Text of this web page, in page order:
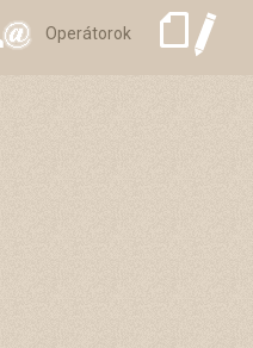
Operátorok